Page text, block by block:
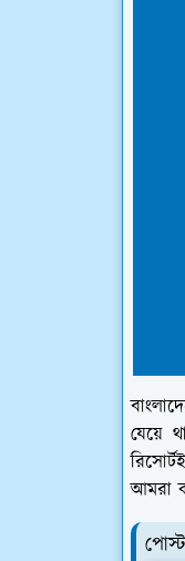
যেয়ে
আমরা